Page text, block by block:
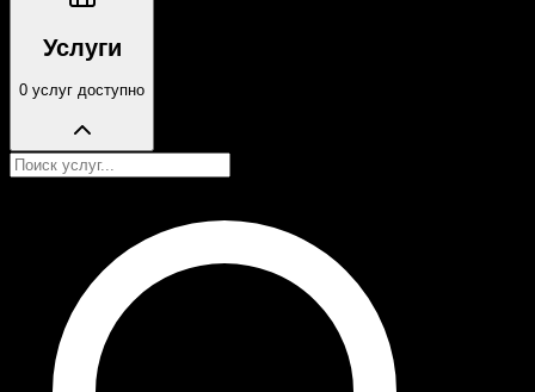
Услуги
0 услуг доступно